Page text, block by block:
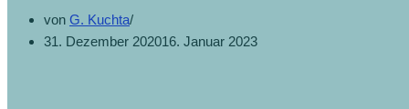
von G. Kuchta
31. Dezember 202016. Januar 2023